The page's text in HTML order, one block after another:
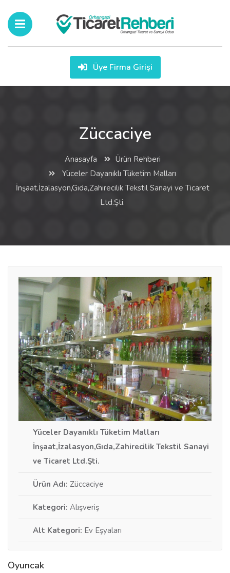
Üye Firma Girişi
Züccaciye
Anasayfa
Ürün Rehberi
Yüceler Dayanıklı Tüketim Malları
İnşaat,İzalasyon,Gıda,Zahirecilik Tekstil Sanayi ve Ticaret
Ltd.Şti.
Yüceler Dayanıklı Tüketim Malları
İnşaat,İzalasyon,Gıda,Zahirecilik Tekstil Sanayi
ve Ticaret Ltd.Şti.
Ürün Adı: Züccaciye
Kategori: Alışveriş
Alt Kategori: Ev Eşyaları
Oyuncak